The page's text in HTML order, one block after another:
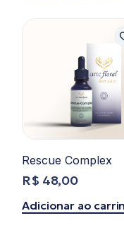
Rescue Complex
R$ 48,00
Adicionar ao